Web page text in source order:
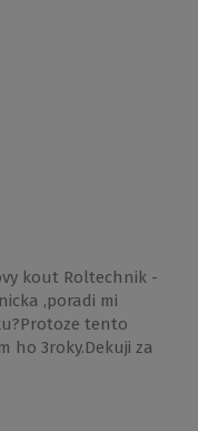
kout Roltechnik -
,poradi mi
tento
ho 3roky.Dekuji za